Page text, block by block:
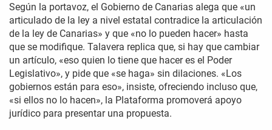
Según la portavoz, el Gobierno de Canarias alega que «un
articulado de la ley a nivel estatal contradice la articulación
de la ley de Canarias» y que «no lo pueden hacer» hasta
que se modifique. Talavera replica que, si hay que cambiar
un artículo, «eso quien lo tiene que hacer es el Poder
Legislativo», y pide que «se haga» sin dilaciones. «Los
gobiernos están para eso», insiste, ofreciendo incluso que,
«si ellos no lo hacen», la Plataforma promoverá apoyo
jurídico para presentar una propuesta.